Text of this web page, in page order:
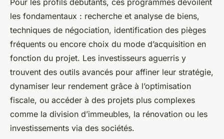
Pour les profils débutants, ces programmes dévoilent
les fondamentaux : recherche et analyse de biens,
techniques de négociation, identification des pièges
fréquents ou encore choix du mode d’acquisition en
fonction du projet. Les investisseurs aguerris y
trouvent des outils avancés pour affiner leur stratégie,
dynamiser leur rendement grâce à l’optimisation
fiscale, ou accéder à des projets plus complexes
comme la division d’immeubles, la rénovation ou les
investissements via des sociétés.